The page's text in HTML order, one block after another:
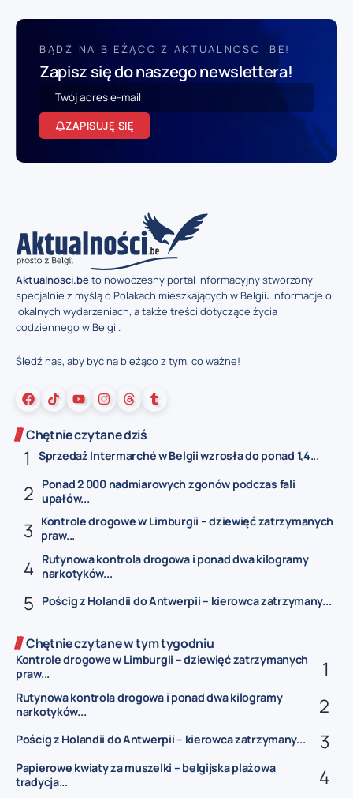
BĄDŹ NA BIEŻĄCO Z AKTUALNOSCI.BE!
Zapisz się do naszego newslettera!
ZAPISUJĘ SIĘ
Aktualnosci.beto nowoczesny portal informacyjny stworzony
specjalnie z myślą o Polakach mieszkających w Belgii: informacje o
lokalnych wydarzeniach, a także treści dotyczące życia
codziennego w Belgii.
Śledź nas, aby być na bieżąco z tym, co ważne!
Chętnie czytane dziś
Sprzedaż Intermarché w Belgii wzrosła do ponad 1,4...
Ponad 2 000 nadmiarowych zgonów podczas fali
upałów...
Kontrole drogowe w Limburgii – dziewięć zatrzymanych
praw...
Rutynowa kontrola drogowa i ponad dwa kilogramy
narkotyków...
Pościg z Holandii do Antwerpii – kierowca zatrzymany...
Chętnie czytane w tym tygodniu
Kontrole drogowe w Limburgii – dziewięć zatrzymanych
praw...
Rutynowa kontrola drogowa i ponad dwa kilogramy
narkotyków...
Pościg z Holandii do Antwerpii – kierowca zatrzymany...
Papierowe kwiaty za muszelki – belgijska plażowa
tradycja...